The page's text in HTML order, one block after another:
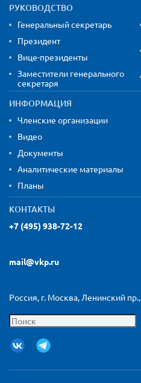
РУКОВОДСТВО
Генеральный секретарь
Президент
Вице-президенты
Заместители генерального
секретаря
ИНФОРМАЦИЯ
Членские организации
Видео
Документы
Аналитические материалы
Планы
КОНТАКТЫ
+7 (495) 938-72-12
mail@vkp.ru
Россия, г. Москва, Ленинский